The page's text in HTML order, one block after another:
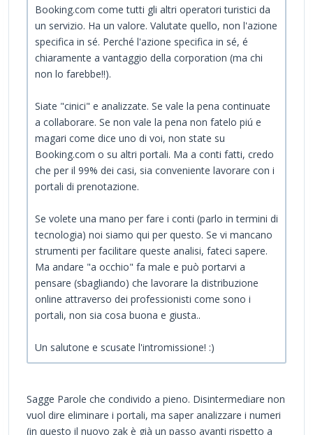
Booking.com come tutti gli altri operatori turistici da
un servizio. Ha un valore. Valutate quello, non l'azione
specifica in sé. Perché l'azione specifica in sé, é
chiaramente a vantaggio della corporation (ma chi
non lo farebbe!!).
Siate "cinici" e analizzate. Se vale la pena continuate
a collaborare. Se non vale la pena non fatelo piú e
magari come dice uno di voi, non state su
Booking.com o su altri portali. Ma a conti fatti, credo
che per il 99% dei casi, sia conveniente lavorare con i
portali di prenotazione.
Se volete una mano per fare i conti (parlo in termini di
tecnologia) noi siamo qui per questo. Se vi mancano
strumenti per facilitare queste analisi, fateci sapere.
Ma andare "a occhio" fa male e può portarvi a
pensare (sbagliando) che lavorare la distribuzione
online attraverso dei professionisti come sono i
portali, non sia cosa buona e giusta..
Un salutone e scusate l'intromissione! :)
Sagge Parole che condivido a pieno. Disintermediare non
vuol dire eliminare i portali, ma saper analizzare i numeri
(in questo il nuovo zak è già un passo avanti rispetto a